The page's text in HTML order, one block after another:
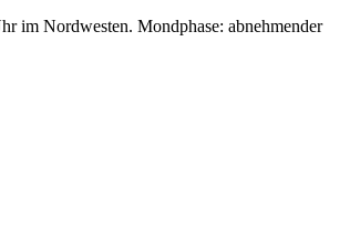
im Nordwesten. Mondphase: abnehmender